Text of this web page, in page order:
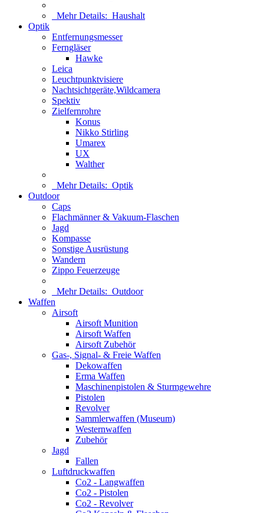
Mehr Details: Haushalt
Optik
Entfernungsmesser
Ferngläser
Hawke
Leica
Leuchtpunktvisiere
Nachtsichtgeräte,Wildcamera
Spektiv
Zielfernrohre
Konus
Nikko Stirling
Umarex
UX
Walther
Mehr Details: Optik
Outdoor
Caps
Flachmänner & Vakuum-Flaschen
Jagd
Kompasse
Sonstige Ausrüstung
Wandern
Zippo Feuerzeuge
Mehr Details: Outdoor
Waffen
Airsoft
Airsoft Munition
Airsoft Waffen
Airsoft Zubehör
Gas-, Signal- & Freie Waffen
Dekowaffen
Erma Waffen
Maschinenpistolen & Sturmgewehre
Pistolen
Revolver
Sammlerwaffen (Museum)
Westernwaffen
Zubehör
Jagd
Fallen
Luftdruckwaffen
Co2 - Langwaffen
Co2 - Pistolen
Co2 - Revolver